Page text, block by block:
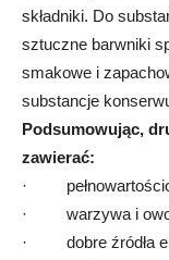
składniki. Do
sztuczne barwniki
smakowe i
substancje
Podsumowując,
zawierać:
·
·
warzywa i
·
dobre źródła